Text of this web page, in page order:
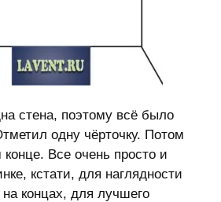
стена, поэтому всё было
одну чёрточку. Потом
Все очень просто и
кстати, для наглядности
концах, для лучшего